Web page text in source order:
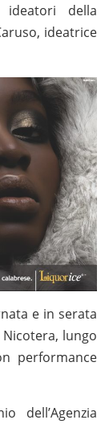
ideatori della
ideatrice
e in serata
lungo
performance
dell’Agenzia